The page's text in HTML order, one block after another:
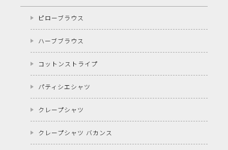
ピローブラウス
ハーブブラウス
コットンストライプ
パティシエシャツ
クレープシャツ
クレープシャツ バカンス